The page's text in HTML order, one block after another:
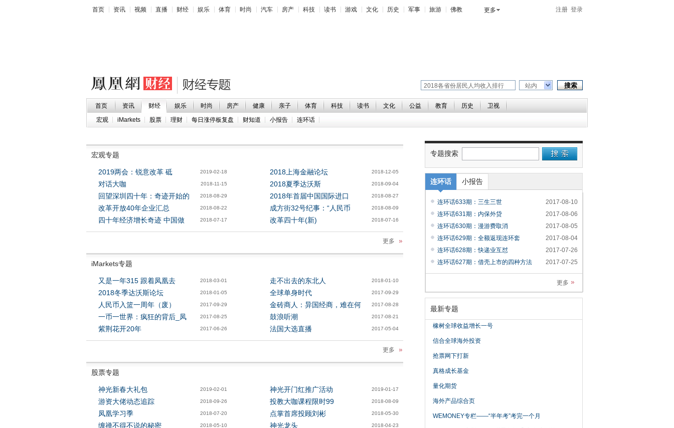
首页 资讯 视频 直播 财经 娱乐 体育 时尚 汽车 房产 科技 读书 游戏 文化 历史 军事 旅游 佛教 更多 注册 登录
站内
首页 资讯 财经 娱乐 时尚 房产 健康 亲子 体育 科技 读书 文化 公益 教育 历史
卫视
宏观
iMarkets 股票 理财 每日涨停板复盘 财知道 小报告 连环话
宏观专题
2019-02-18
2019两会：锐意改革 砥 2018-12-05
2018上海金融论坛
2018-11-15
对话大咖 2018-09-04
2018夏季达沃斯
2018-08-29
回望深圳四十年：奇迹开始的 2018-08-27
2018年首届中国国际进口
2018-08-22
改革开放40年企业汇总 2018-08-09
成方街32号纪事：“人民币
2018-07-17
四十年经济增长奇迹 中国做 2018-07-16
改革四十年(新)
更多
iMarkets专题
2018-03-01
又是一年315 跟着凤凰去 2018-01-10
走不出去的东北人
2018-01-05
2018冬季达沃斯论坛 2017-09-29
全球单身时代
2017-09-29
人民币入篮一周年（废） 2017-08-28
金砖商人：异国经商，难在何
2017-08-25
一币一世界：疯狂的背后_凤 2017-08-21
鼓浪听潮
2017-06-26
紫荆花开20年 2017-05-04
法国大选直播
更多
股票专题
2019-02-01
神光新春大礼包 2019-01-17
神光开门红推广活动
2018-09-26
游资大佬动态追踪 2018-08-09
投教大咖课程限时99
2018-07-20
凤凰学习季 2018-05-30
点掌首席投顾刘彬
2018-05-10
缠禅不得不说的秘密 2018-04-23
神光龙头
专题搜索
连环话 小报告
2017-08-10
连环话633期：三生三世
2017-08-06
连环话631期：内保外贷
2017-08-05
连环话630期：漫游费取消
2017-08-04
连环话629期：全额返现连环套
2017-07-26
连环话628期：快递业互怼
2017-07-25
连环话627期：借壳上市的四种方法
更多
最新专题
橡树全球收益增长一号
信合全球海外投资
抢票网下打新
真格成长基金
量化期货
海外产品综合页
WEMONEY专栏——“半年考”考完一个月